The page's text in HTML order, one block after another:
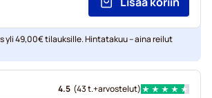
yli 49,00€ tilauksille. Hintatakuu – aina reilut
4.5 (43 t.+arvostelut)